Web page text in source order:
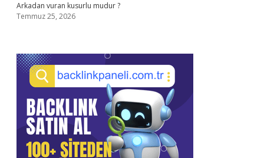
Arkadan vuran kusurlu mudur ?
Temmuz 25, 2026